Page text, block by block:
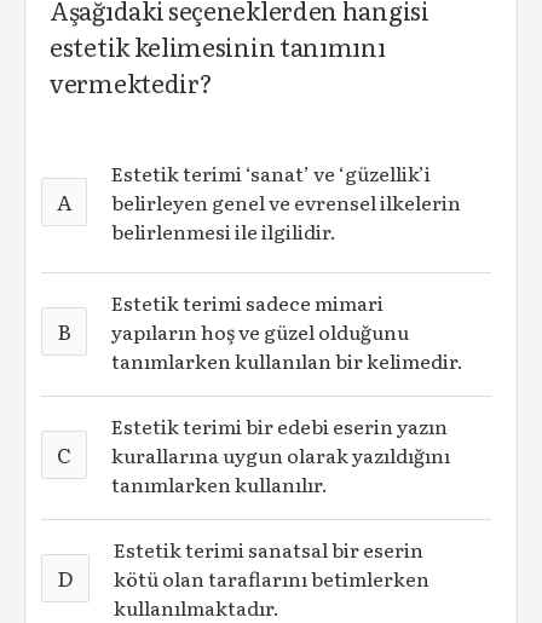
Aşağıdaki seçeneklerden hangisi
estetik kelimesinin tanımını
vermektedir?
A
Estetik terimi ‘sanat’ ve ‘güzellik’i
belirleyen genel ve evrensel ilkelerin
belirlenmesi ile ilgilidir.
B
Estetik terimi sadece mimari
yapıların hoş ve güzel olduğunu
tanımlarken kullanılan bir kelimedir.
C
Estetik terimi bir edebi eserin yazın
kurallarına uygun olarak yazıldığını
tanımlarken kullanılır.
D
Estetik terimi sanatsal bir eserin
kötü olan taraflarını betimlerken
kullanılmaktadır.